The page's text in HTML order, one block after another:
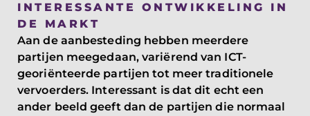
INTERESSANTE ONTWIKKELING IN
DE MARKT
Aan de aanbesteding hebben meerdere
partijen meegedaan, variërend van ICT-
georiënteerde partijen tot meer traditionele
vervoerders. Interessant is dat dit echt een
ander beeld geeft dan de partijen die normaal